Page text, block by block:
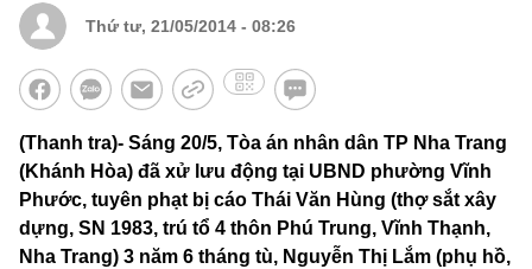
Thứ tư, 21/05/2014 - 08:26
(Thanh tra)- Sáng 20/5, Tòa án nhân dân TP Nha Trang
(Khánh Hòa) đã xử lưu động tại UBND phường Vĩnh
Phước, tuyên phạt bị cáo Thái Văn Hùng (thợ sắt xây
dựng, SN 1983, trú tổ 4 thôn Phú Trung, Vĩnh Thạnh,
Nha Trang) 3 năm 6 tháng tù, Nguyễn Thị Lắm (phụ hồ,